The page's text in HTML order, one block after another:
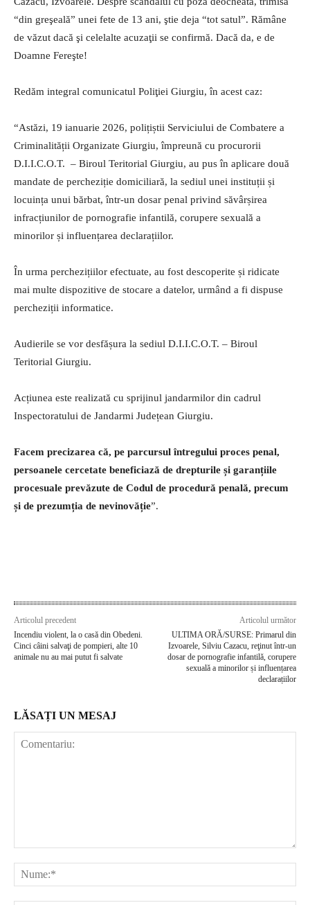
“din greşeală” unei fete de 13 ani, ştie deja “tot satul”. Rămâne
de văzut dacă şi celelalte acuzaţii se confirmă. Dacă da, e de
Doamne Fereşte!
Redăm integral comunicatul Poliţiei Giurgiu, în acest caz:
“Astăzi, 19 ianuarie 2026, polițiștii Serviciului de Combatere a
Criminalității Organizate Giurgiu, împreună cu procurorii
D.I.I.C.O.T. – Biroul Teritorial Giurgiu, au pus în aplicare două
mandate de percheziție domiciliară, la sediul unei instituții și
locuința unui bărbat, într-un dosar penal privind săvârșirea
infracțiunilor de pornografie infantilă, corupere sexuală a
minorilor și influențarea declarațiilor.
În urma perchezițiilor efectuate, au fost descoperite și ridicate
mai multe dispozitive de stocare a datelor, urmând a fi dispuse
percheziții informatice.
Audierile se vor desfășura la sediul D.I.I.C.O.T. – Biroul
Teritorial Giurgiu.
Acțiunea este realizată cu sprijinul jandarmilor din cadrul
Inspectoratului de Jandarmi Județean Giurgiu.
Facem precizarea că, pe parcursul întregului proces penal,
persoanele cercetate beneficiază de drepturile și garanțiile
procesuale prevăzute de Codul de procedură penală, precum
și de prezumția de nevinovăție”.
Articolul precedent
Incendiu violent, la o casă din Obedeni.
Cinci câini salvaţi de pompieri, alte 10
animale nu au mai putut fi salvate
Articolul următor
ULTIMA ORĂ/SURSE: Primarul din
Izvoarele, Silviu Cazacu, reţinut într-un
dosar de pornografie infantilă, corupere
sexuală a minorilor și influențarea
declarațiilor
LĂSAȚI UN MESAJ